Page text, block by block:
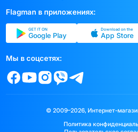
Flagman в приложениях:
GET IT ON
Google Play
Download on the
App Store
Мы в соцсетях:
© 2009–2026, Интернет-
Политика